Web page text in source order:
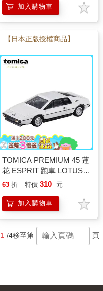
加入購物車
【日本正版授權商品】
TOMICA PREMIUM 45 蓮
花 ESPRIT 跑車 LOTUS
玩具車 多美小汽車
63 折 特價 310 元
加入購物車
1 /4移至第 頁